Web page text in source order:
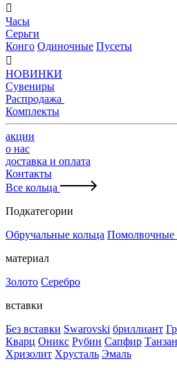

Часы
Серьги
Конго Одиночные Пусеты

НОВИНКИ
Сувениры
Распродажа
Комплекты
акции
о нас
доставка и оплата
Контакты
Все кольца
Подкатегории
Обручальные кольца Помолвочные
материал
Золото Серебро
вставки
Без вставки Swarovski бриллиант
Кварц Оникс Рубин Сапфир
Хризолит Хрусталь Эмаль